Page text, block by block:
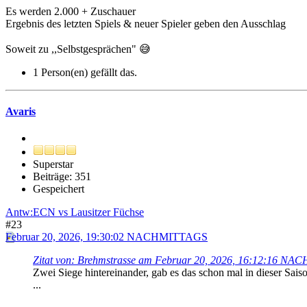
Es werden 2.000 + Zuschauer
Ergebnis des letzten Spiels & neuer Spieler geben den Ausschlag
Soweit zu ,,Selbstgesprächen" 😅
1 Person(en) gefällt das.
Avaris
Superstar
Beiträge: 351
Gespeichert
Antw:ECN vs Lausitzer Füchse
#23
Februar 20, 2026, 19:30:02 NACHMITTAGS
Zitat von: Brehmstrasse am Februar 20, 2026, 16:12:16
Zwei Siege hintereinander, gab es das schon mal in dieser
...